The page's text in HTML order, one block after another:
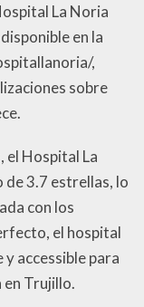
La Noria
en la
,
sobre
el Hospital La
3.7 estrellas, lo
con los
el hospital
accessible para
en Trujillo.